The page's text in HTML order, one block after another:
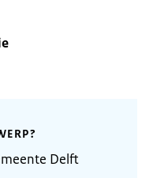
Delft